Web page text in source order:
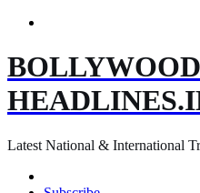
BOLLYWOOD
Latest National & International